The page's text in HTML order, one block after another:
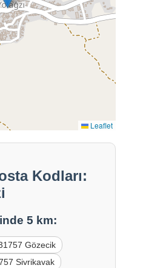
Leaflet
Kodları:
5 km:
Gözecik
Sivrikavak